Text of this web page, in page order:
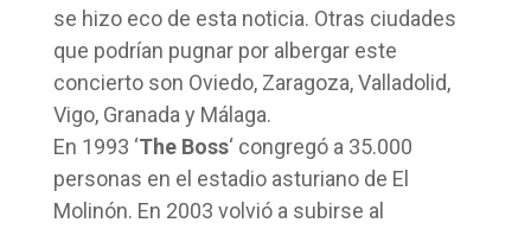
se hizo eco de esta noticia. Otras ciudades
que podrían pugnar por albergar este
concierto son Oviedo, Zaragoza, Valladolid,
Vigo, Granada y Málaga.
En 1993 ‘The Boss‘ congregó a 35.000
personas en el estadio asturiano de El
Molinón. En 2003 volvió a subirse al